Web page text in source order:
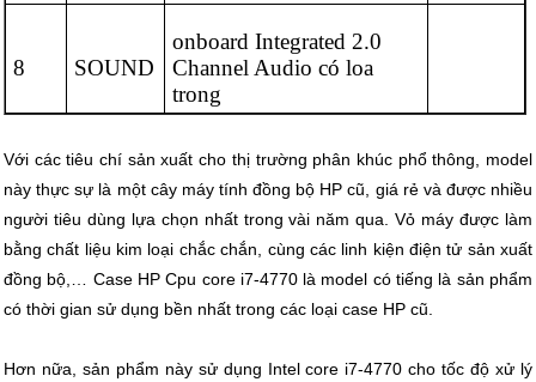
8 SOUND
onboard Integrated 2.0
Channel Audio có loa
trong
Với các tiêu chí sản xuất cho thị trường phân khúc phổ thông, model
này thực sự là một cây máy tính đồng bộ HP cũ, giá rẻ và được nhiều
người tiêu dùng lựa chọn nhất trong vài năm qua. Vỏ máy được làm
bằng chất liệu kim loại chắc chắn, cùng các linh kiện điện tử sản xuất
đồng bộ,… Case HP Cpu core i7-4770 là model có tiếng là sản phẩm
có thời gian sử dụng bền nhất trong các loại case HP cũ.
Hơn nữa, sản phẩm này sử dụng Intel core i7-4770 cho tốc độ xử lý